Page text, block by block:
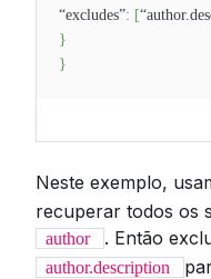
“excludes”: [
}
}
Neste exemplo,
recuperar todos os
author . Então
author.description